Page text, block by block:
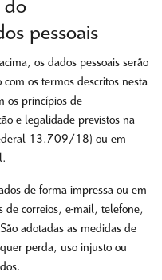
do
pessoais
os dados pessoais serão
os termos descritos nesta
os princípios de
e legalidade previstos na
13.709/18) ou em
de forma impressa ou em
de correios, e-mail, telefone,
adotadas as medidas de
perda, uso injusto ou